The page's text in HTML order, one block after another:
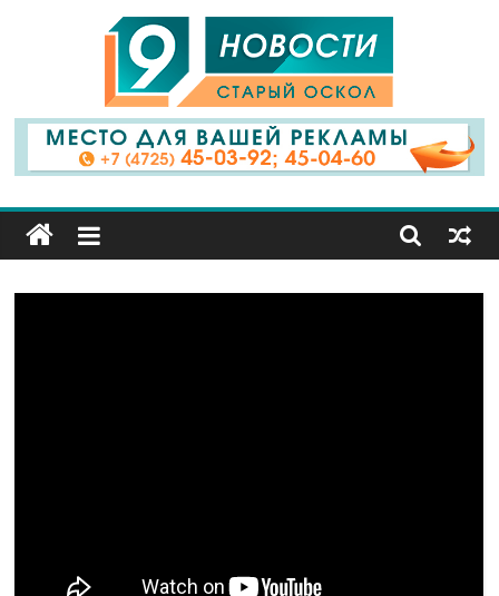
9
Канал
Старый